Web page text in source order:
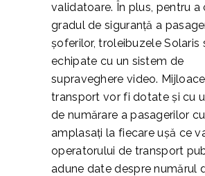
validatoare. În plus, pentru a
gradul de siguranță a
șoferilor, troleibuzele Solaris
echipate cu un sistem de
supraveghere video.
transport vor fi dotate și cu
de numărare a pasagerilor
amplasați la fiecare ușă ce
operatorului de transport
adune date despre numărul